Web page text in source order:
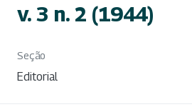
v. 3 n. 2 (1944)
Seção
Editorial